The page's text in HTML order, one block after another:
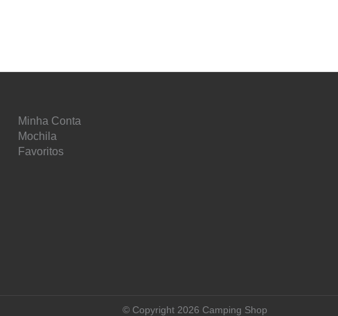
Minha Conta
Mochila
Favoritos
© Copyright 2026 Camping Shop